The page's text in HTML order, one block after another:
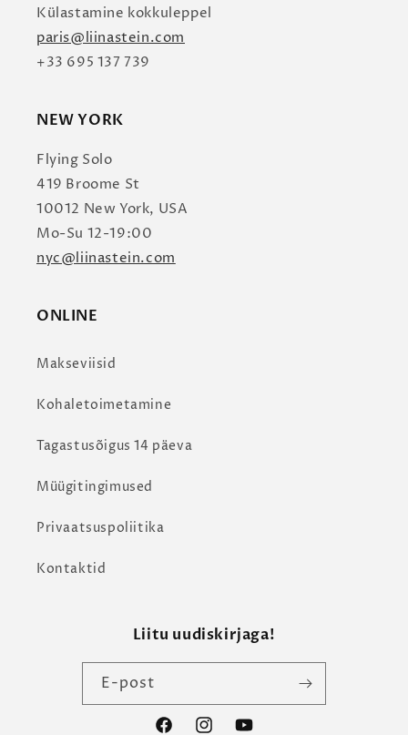
Külastamine kokkuleppel
paris@liinastein.com
+33 695 137 739
NEW YORK
Flying Solo
419 Broome St
10012 New York, USA
Mo-Su 12-19:00
nyc@liinastein.com
ONLINE
Makseviisid
Kohaletoimetamine
Tagastusõigus 14 päeva
Müügitingimused
Privaatsuspoliitika
Kontaktid
Liitu uudiskirjaga!
E-post